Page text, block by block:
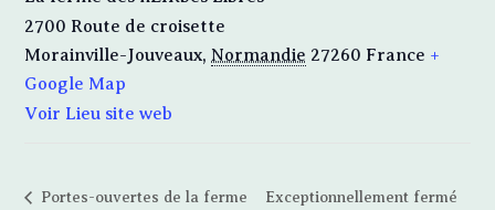
2700 Route de croisette
Morainville-Jouveaux, Normandie 27260 France +
Google Map
Voir Lieu site web
Portes-ouvertes de la ferme
Exceptionnellement fermé